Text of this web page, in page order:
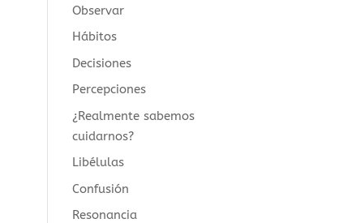
Observar
Hábitos
Decisiones
Percepciones
¿Realmente sabemos
cuidarnos?
Libélulas
Confusión
Resonancia